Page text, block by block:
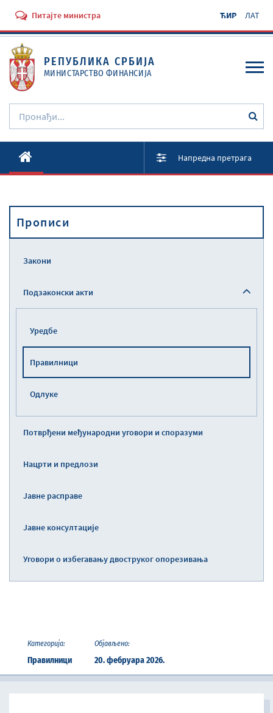
Питајте министра ЋИР ЛАТ
РЕПУБЛИКА СРБИЈА
МИНИСТАРСТВО ФИНАНСИЈА
Активности
Прописи
Напредна претрага
Прописи
Закони
Подзаконски акти
Уредбе
Правилници
Одлуке
Потврђени међународни уговори и споразуми
Нацрти и предлози
Јавне расправе
Јавне консултације
Уговори о избегавању двоструког опорезивања
Категорија:
Правилници
Објављено:
20. фебруара 2026.